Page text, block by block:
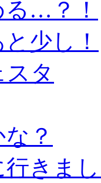
る…？！
少し！
タ
？
きま